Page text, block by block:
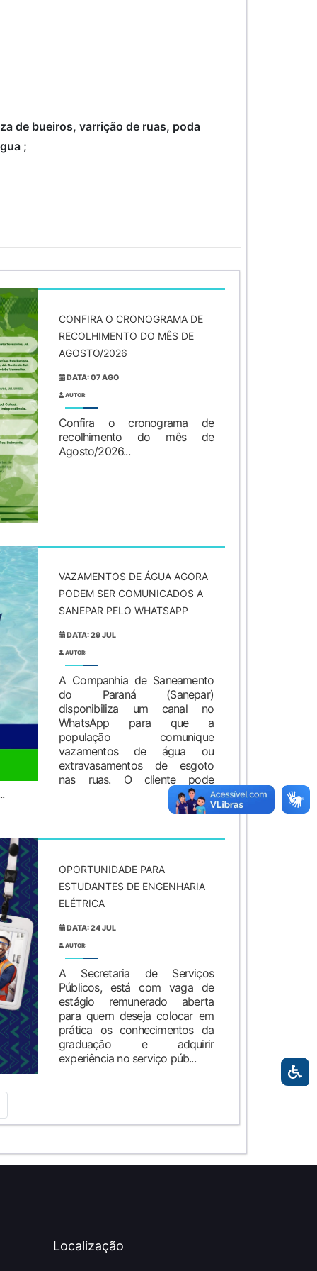
de bueiros, varrição de ruas, poda
;
CONFIRA O CRONOGRAMA DE
RECOLHIMENTO DO MÊS DE
AGOSTO/2026
DATA: 07 AGO
AUTOR:
Confira o cronograma de
recolhimento do mês de
Agosto/2026...
VAZAMENTOS DE ÁGUA AGORA
PODEM SER COMUNICADOS A
SANEPAR PELO WHATSAPP
DATA: 29 JUL
AUTOR:
A Companhia de Saneamento
do Paraná (Sanepar)
disponibiliza um canal no
WhatsApp para que a
população comunique
vazamentos de água ou
extravasamentos de esgoto
nas ruas. O cliente pode
OPORTUNIDADE PARA
ESTUDANTES DE ENGENHARIA
ELÉTRICA
DATA: 24 JUL
AUTOR:
A Secretaria de Serviços
Públicos, está com vaga de
estágio remunerado aberta
para quem deseja colocar em
prática os conhecimentos da
graduação e adquirir
experiência no serviço púb...
Localização